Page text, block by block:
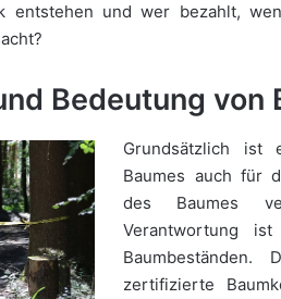
entstehen und wer bezahlt,
Bedeutung von
Grundsätzlich
Baumes auch für
des Baumes
Verantwortung
Baumbeständen.
zertifizierte